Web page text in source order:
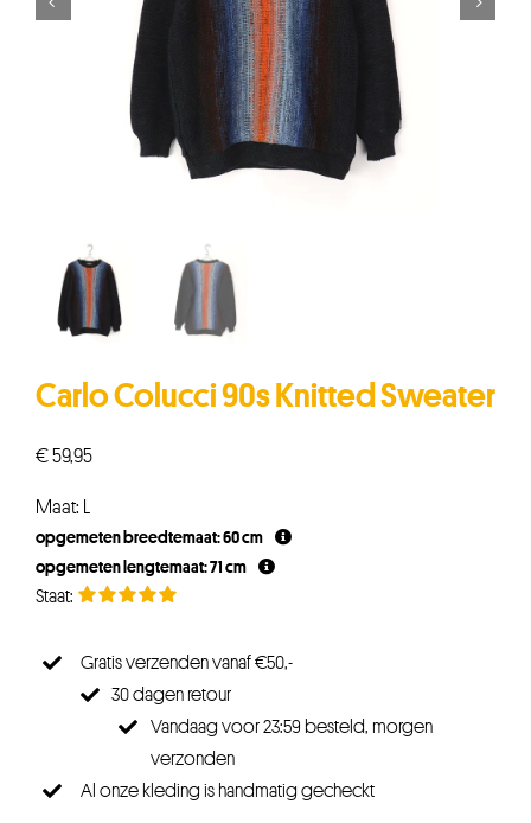
Carlo Colucci 90s Knitted Sweater
€59,95
Maat: L
opgemeten breedtemaat: 60 cm
opgemeten lengtemaat: 71 cm
Gratis verzenden vanaf €50,-
30 dagen retour
Vandaag voor 23:59 besteld, morgen
verzonden
Al onze kleding is handmatig gecheckt